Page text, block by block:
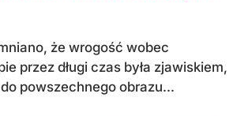
że wrogość wobec
przez długi czas była zjawiskiem,
powszechnego obrazu...